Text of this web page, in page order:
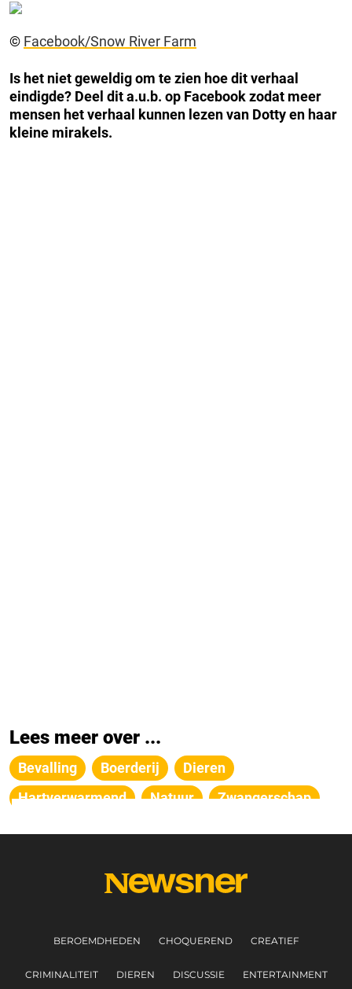
© Facebook/Snow River Farm
Is het niet geweldig om te zien hoe dit verhaal
eindigde? Deel dit a.u.b. op Facebook zodat meer
mensen het verhaal kunnen lezen van Dotty en haar
kleine mirakels.
Lees meer over ...
Bevalling Boerderij
Dieren
Hartverwarmend
Natuur Zwangerschap
BEROEMDHEDEN CHOQUEREND CREATIEF
CRIMINALITEIT DIEREN DISCUSSIE ENTERTAINMENT